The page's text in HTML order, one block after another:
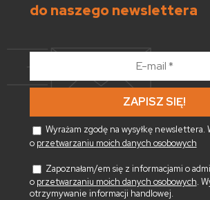
do naszego newslettera
*
Wyrażam zgodę na wysyłkę newslettera.
o przetwarzaniu moich danych osobowych
Zapoznałam/em się z informacjami o
o przetwarzaniu moich danych osobowych.
otrzymywanie informacji handlowej.